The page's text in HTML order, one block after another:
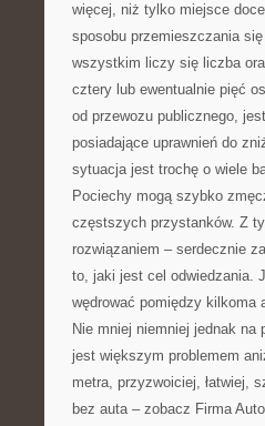
więcej, niż tylko miejsce
sposobu przemieszczania
wszystkim liczy się liczba
cztery lub ewentualnie pięć
od przewozu publicznego,
posiadające uprawnień do
sytuacja jest trochę o wiele
Pociechy mogą szybko
częstszych przystanków. Z
rozwiązaniem – serdecznie
to, jaki jest cel odwiedzania.
wędrować pomiędzy
Nie mniej niemniej jednak na
jest większym problemem
metra, przyzwoiciej, łatwiej,
bez auta – zobacz Firma